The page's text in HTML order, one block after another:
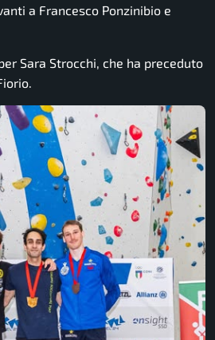
a Francesco Ponzinibio e
Sara Strocchi, che ha preceduto
.